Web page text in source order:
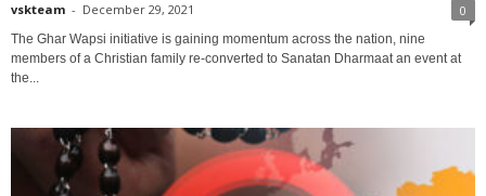
vskteam - December 29, 2021 0
The Ghar Wapsi initiative is gaining momentum across the nation, nine
members of a Christian family re-converted to Sanatan Dharmaat an event at
the...